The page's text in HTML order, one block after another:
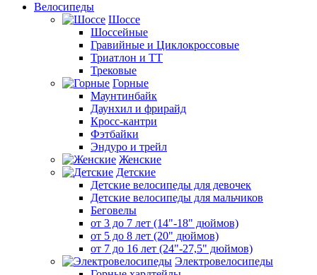
Велосипеды
Шоссе
Шоссейные
Гравийные и Циклокроссовые
Триатлон и ТТ
Трековые
Горные
Маунтинбайк
Даунхил и фрирайд
Кросс-кантри
Фэтбайки
Эндуро и трейл
Женские
Детские
Детские велосипеды для девочек
Детские велосипеды для мальчиков
Беговелы
от 3 до 7 лет (14"-18" дюймов)
от 5 до 8 лет (20" дюймов)
от 7 до 16 лет (24"-27,5" дюймов)
Электровелосипеды